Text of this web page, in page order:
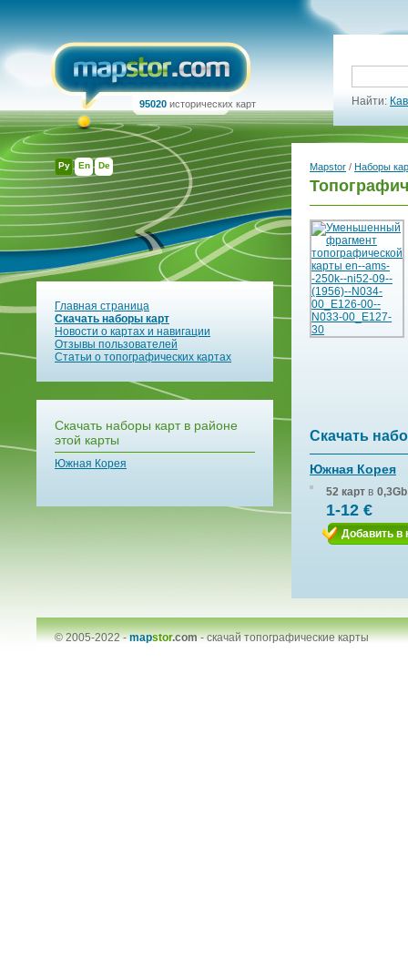
Ру En De
95020 исторических карт Найти:
Главная страница
Скачать наборы карт
Новости о картах и навигации
Отзывы пользователей
Статьи о топографических картах
Скачать наборы карт в районе
этой карты
Южная Корея
Mapstor / Наборы
Скачать
Южная Корея
52 карт в 0,3Gb
1-12 €
Добавить в
© 2005-2022 -mapstor.com-скачай топографические карты